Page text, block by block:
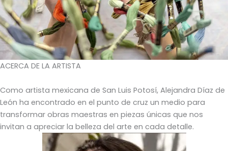
ACERCA DE LA ARTISTA
Como artista mexicana de San Luis Potosí, Alejandra Díaz de
León ha encontrado en el punto de cruz un medio para
transformar obras maestras en piezas únicas que nos
invitan a apreciar la belleza del arte en cada detalle.